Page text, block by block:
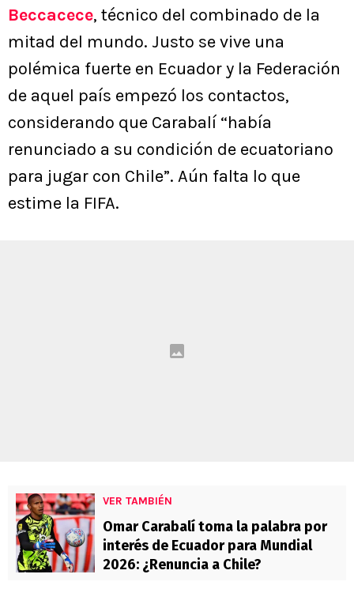
Beccacece, técnico del combinado de la
mitad del mundo. Justo se vive una
polémica fuerte en Ecuador y la Federación
de aquel país empezó los contactos,
considerando que Carabalí “había
renunciado a su condición de ecuatoriano
para jugar con Chile”. Aún falta lo que
estime la FIFA.
VER TAMBIÉN
Omar Carabalí toma la palabra por
interés de Ecuador para Mundial
2026: ¿Renuncia a Chile?